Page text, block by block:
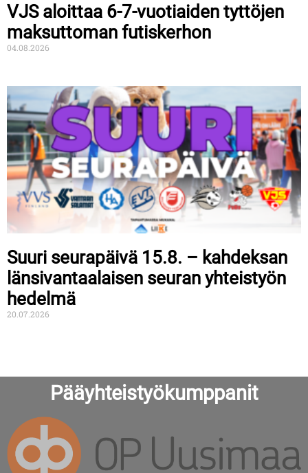
VJS aloittaa 6-7-vuotiaiden tyttöjen
maksuttoman futiskerhon
04.08.2026
Suuri seurapäivä 15.8. – kahdeksan
länsivantaalaisen seuran yhteistyön
hedelmä
20.07.2026
Pääyhteistyökumppanit